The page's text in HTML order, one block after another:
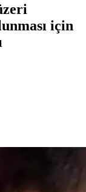
için